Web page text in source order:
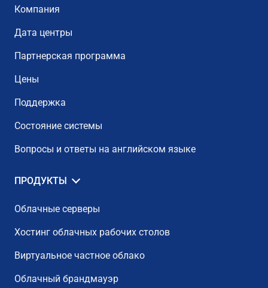
Компания
Дата центры
Партнерская программа
Цены
Поддержка
Состояние системы
Вопросы и ответы на английском языке
ПРОДУКТЫ
Облачные серверы
Хостинг облачных рабочих столов
Виртуальное частное облако
Облачный брандмауэр